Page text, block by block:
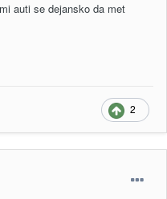
auti se dejansko da met
2